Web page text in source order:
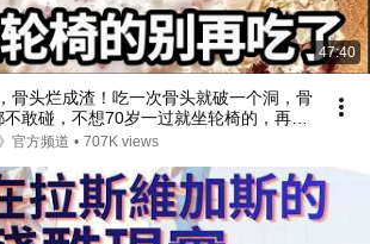
47:40
骨头烂成渣！吃一次骨头就破一个洞，骨
敢碰，不想70岁一过就坐轮椅的，再喜
【家庭大医生】
官方频道 • 707K views